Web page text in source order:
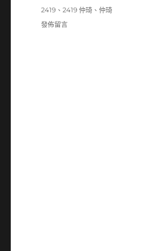
期:
標
籤
2419 、2419 仲琦 、仲琦
在
發佈留言